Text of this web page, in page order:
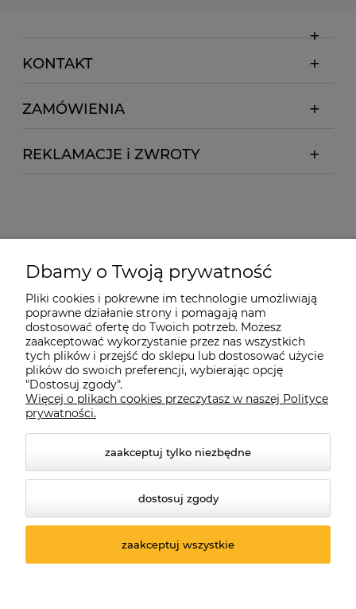
KONTAKT
ZAMÓWIENIA
REKLAMACJE i ZWROTY
© 2026 suprabike.pl. Wszelkie prawa zastrzeżone.
Styl graficzny ShopGadget.pl Sklep internetowy Shoper.pl
Dbamy o Twoją prywatność
Pliki cookies i pokrewne im technologie umożliwiają
poprawne działanie strony i pomagają nam
dostosować ofertę do Twoich potrzeb. Możesz
zaakceptować wykorzystanie przez nas wszystkich
tych plików i przejść do sklepu lub dostosować użycie
plików do swoich preferencji, wybierając opcję
"Dostosuj zgody".
Więcej o plikach cookies przeczytasz w naszej Polityce
prywatności.
zaakceptuj tylko niezbędne
dostosuj zgody
zaakceptuj wszystkie